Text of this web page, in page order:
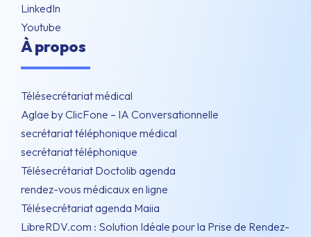
LinkedIn
Youtube
À propos
Télésecrétariat médical
Aglae by ClicFone – IA Conversationnelle
secrétariat téléphonique médical
secrétariat téléphonique
Télésecrétariat Doctolib agenda
rendez-vous médicaux en ligne
Télésecrétariat agenda Maiia
LibreRDV.com : Solution Idéale pour la Prise de Rendez-